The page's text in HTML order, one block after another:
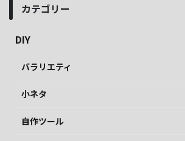
カテゴリー
DIY
バラリエティ
小ネタ
自作ツール